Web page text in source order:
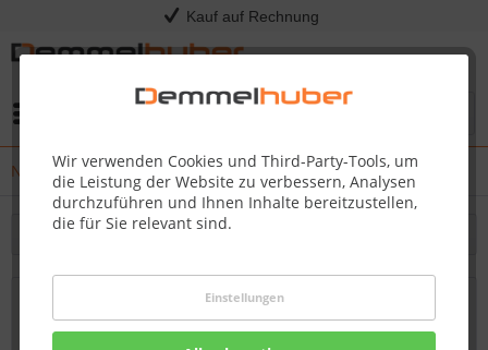
Kauf auf Rechnung
Wir verwenden Cookies und Third-Party-Tools, um
die Leistung der Website zu verbessern, Analysen
durchzuführen und Ihnen Inhalte bereitzustellen,
die für Sie relevant sind.
Einstellungen
News
Filtern
Egal ob mit einer Rutsche, einer Wellenr...